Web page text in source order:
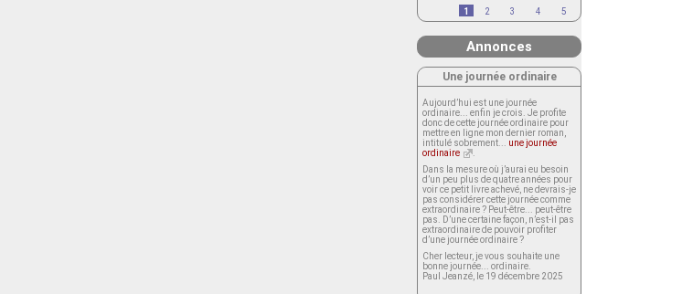
1
2 3 4 5
Annonces
Une journée ordinaire
Aujourd’hui est une journée
ordinaire... enfin je crois. Je profite
donc de cette journée ordinaire pour
mettre en ligne mon dernier roman,
intitulé sobrement... une journée
ordinaire
Dans la mesure où j’aurai eu besoin
d’un peu plus de quatre années pour
voir ce petit livre achevé, ne devrais-je
pas considérer cette journée comme
extraordinaire ? Peut-être... peut-être
pas. D’une certaine façon, n’est-il pas
extraordinaire de pouvoir profiter
d’une journée ordinaire ?
Cher lecteur, je vous souhaite une
bonne journée... ordinaire.
Paul Jeanzé, le 19 décembre 2025